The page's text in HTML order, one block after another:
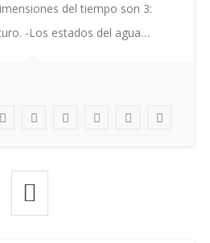
del tiempo son 3:
-Los estados del agua…